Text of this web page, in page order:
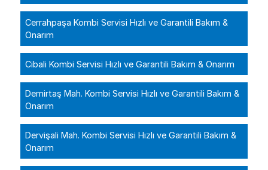
Cerrahpaşa Kombi Servisi Hızlı ve Garantili Bakım &
Onarım
Cibali Kombi Servisi Hızlı ve Garantili Bakım & Onarım
Demirtaş Mah. Kombi Servisi Hızlı ve Garantili Bakım &
Onarım
Dervişali Mah. Kombi Servisi Hızlı ve Garantili Bakım &
Onarım